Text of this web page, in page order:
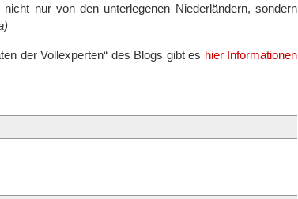
nur von den unterlegenen Niederländern, sondern
der Vollexperten“ des Blogs gibt es hier Informationen